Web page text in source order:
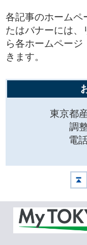
各記事のホームペ
たはバナーには、
ら各ホームペー
きます。
東京都
調
電